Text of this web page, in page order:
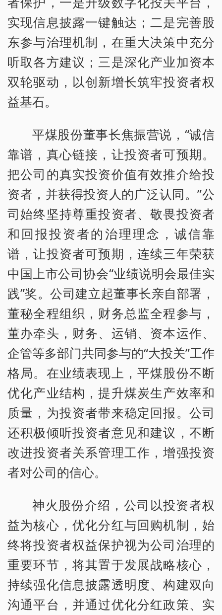
实现信息披露一键触达；二是完善股
东参与治理机制，在重大决策中充分
听取各方建议；三是深化产业加资本
双轮驱动，以创新增长筑牢投资者权
益基石。
平煤股份董事长焦振营说，“诚信
靠谱，真心链接，让投资者可预期。
把公司的真实投资价值有效推介给投
资者，并获得投资人的广泛认同。”公
司始终坚持尊重投资者、敬畏投资者
和回报投资者的治理理念，诚信靠
谱，让投资者可预期，连续三年荣获
中国上市公司协会“业绩说明会最佳实
践”奖。公司建立起董事长亲自部署，
董秘全程组织，财务总监全程参与，
董办牵头，财务、运销、资本运作、
企管等多部门共同参与的“大投关”工作
格局。在业绩表现上，平煤股份不断
优化产业结构，提升煤炭生产效率和
质量，为投资者带来稳定回报。公司
还积极倾听投资者意见和建议，不断
改进投资者关系管理工作，增强投资
者对公司的信心。
神火股份介绍，公司以投资者权
益为核心，优化分红与回购机制，始
终将投资者权益保护视为公司治理的
重要环节，将其置于发展战略核心，
持续强化信息披露透明度、构建双向
沟通平台，并通过优化分红政策、实